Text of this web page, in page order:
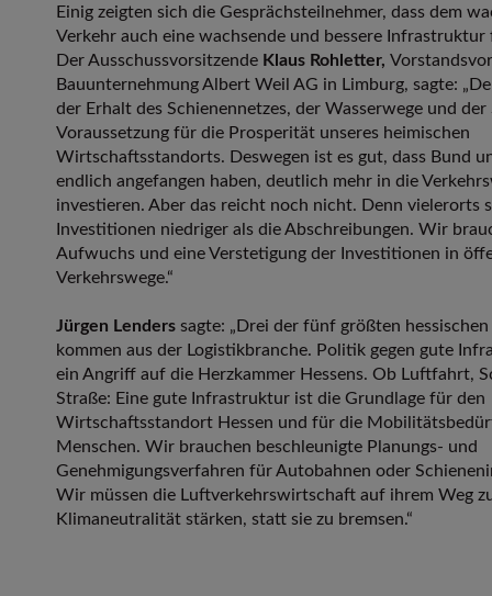
Einig zeigten sich die Gesprächsteilnehmer, dass dem
Verkehr auch eine wachsende und bessere Infrastruktur
Der Ausschussvorsitzende Klaus Rohletter,
Bauunternehmung Albert Weil AG in Limburg, sagte:
der Erhalt des Schienennetzes, der Wasserwege und
Voraussetzung für die Prosperität unseres heimischen
Wirtschaftsstandorts. Deswegen ist es gut, dass Bund
endlich angefangen haben, deutlich mehr in die
investieren. Aber das reicht noch nicht. Denn vielerorts
Investitionen niedriger als die Abschreibungen. Wir
Aufwuchs und eine Verstetigung der Investitionen in
Verkehrswege.“
Jürgen Lenders sagte: „Drei der fünf größten
kommen aus der Logistikbranche. Politik gegen gute
ein Angriff auf die Herzkammer Hessens. Ob Luftfahrt,
Straße: Eine gute Infrastruktur ist die Grundlage für den
Wirtschaftsstandort Hessen und für die
Menschen. Wir brauchen beschleunigte Planungs- und
Genehmigungsverfahren für Autobahnen oder
Wir müssen die Luftverkehrswirtschaft auf ihrem Weg
Klimaneutralität stärken, statt sie zu bremsen.“